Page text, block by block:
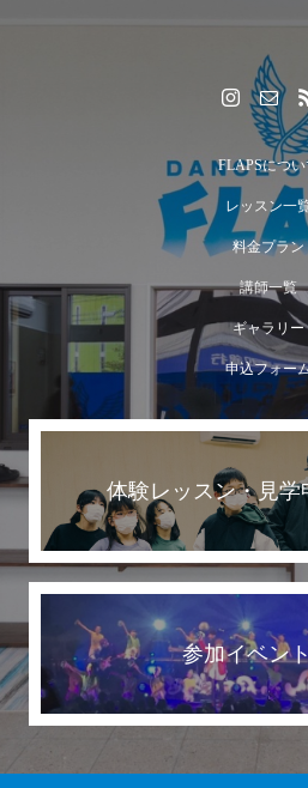
FLAPSについ
レッスン一
料金プラン
講師一覧
ギャラリー
申込フォー
体験レッスン・見学
参加イベン